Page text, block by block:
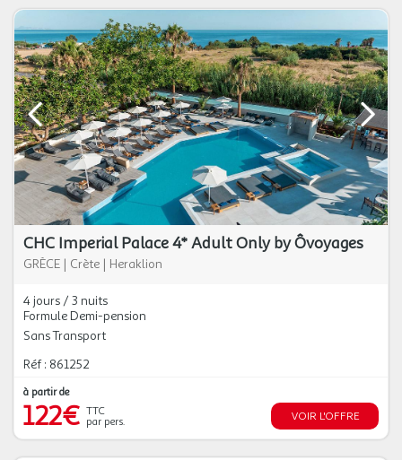
CHC Imperial Palace 4* Adult Only by Ôvoyages
GRÈCE | Crète | Heraklion
4 jours / 3 nuits
Formule Demi-pension
Sans Transport
Réf : 861252
à partir de
122€ TTC
par pers.
VOIR L'OFFRE